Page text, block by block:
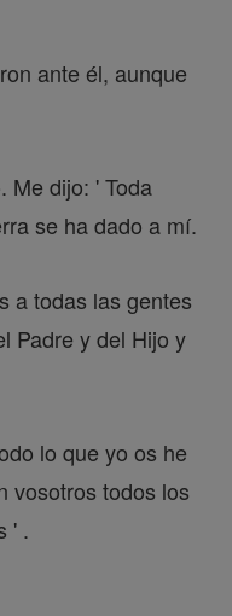
ante él, aunque
Me dijo: ' Toda
se ha dado a mí.
a todas las gentes
Padre y del Hijo y
lo que yo os he
vosotros todos los
' .